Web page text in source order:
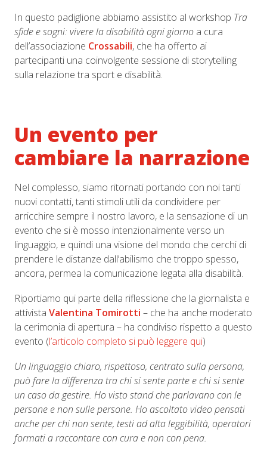
In questo padiglione abbiamo assistito al workshop Tra
sfide e sogni: vivere la disabilità ogni giorno a cura
dell’associazione Crossabili, che ha offerto ai
partecipanti una coinvolgente sessione di storytelling
sulla relazione tra sport e disabilità.
Un evento per
cambiare la narrazione
Nel complesso, siamo ritornati portando con noi tanti
nuovi contatti, tanti stimoli utili da condividere per
arricchire sempre il nostro lavoro, e la sensazione di un
evento che si è mosso intenzionalmente verso un
linguaggio, e quindi una visione del mondo che cerchi di
prendere le distanze dall’abilismo che troppo spesso,
ancora, permea la comunicazione legata alla disabilità.
Riportiamo qui parte della riflessione che la giornalista e
attivista Valentina Tomirotti – che ha anche moderato
la cerimonia di apertura – ha condiviso rispetto a questo
evento (l’articolo completo si può leggere qui)
Un linguaggio chiaro, rispettoso, centrato sulla persona,
può fare la differenza tra chi si sente parte e chi si sente
un caso da gestire. Ho visto stand che parlavano con le
persone e non sulle persone. Ho ascoltato video pensati
anche per chi non sente, testi ad alta leggibilità, operatori
formati a raccontare con cura e non con pena.